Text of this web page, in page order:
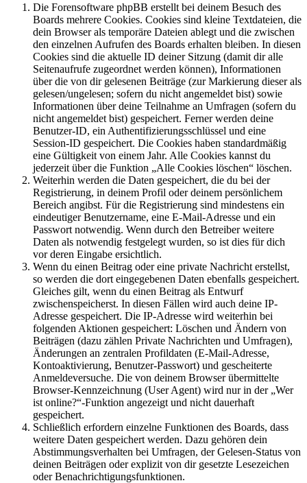
Die Forensoftware phpBB erstellt bei deinem Besuch des
Boards mehrere Cookies. Cookies sind kleine Textdateien, die
dein Browser als temporäre Dateien ablegt und die zwischen
den einzelnen Aufrufen des Boards erhalten bleiben. In diesen
Cookies sind die aktuelle ID deiner Sitzung (damit dir alle
Seitenaufrufe zugeordnet werden können), Informationen
über die von dir gelesenen Beiträge (zur Markierung dieser als
gelesen/ungelesen; sofern du nicht angemeldet bist) sowie
Informationen über deine Teilnahme an Umfragen (sofern du
nicht angemeldet bist) gespeichert. Ferner werden deine
Benutzer-ID, ein Authentifizierungsschlüssel und eine
Session-ID gespeichert. Die Cookies haben standardmäßig
eine Gültigkeit von einem Jahr. Alle Cookies kannst du
jederzeit über die Funktion „Alle Cookies löschen“ löschen.
Weiterhin werden die Daten gespeichert, die du bei der
Registrierung, in deinem Profil oder deinem persönlichem
Bereich angibst. Für die Registrierung sind mindestens ein
eindeutiger Benutzername, eine E-Mail-Adresse und ein
Passwort notwendig. Wenn durch den Betreiber weitere
Daten als notwendig festgelegt wurden, so ist dies für dich
vor deren Eingabe ersichtlich.
Wenn du einen Beitrag oder eine private Nachricht erstellst,
so werden die dort eingegebenen Daten ebenfalls gespeichert.
Gleiches gilt, wenn du einen Beitrag als Entwurf
zwischenspeicherst. In diesen Fällen wird auch deine IP-
Adresse gespeichert. Die IP-Adresse wird weiterhin bei
folgenden Aktionen gespeichert: Löschen und Ändern von
Beiträgen (dazu zählen Private Nachrichten und Umfragen),
Änderungen an zentralen Profildaten (E-Mail-Adresse,
Kontoaktivierung, Benutzer-Passwort) und gescheiterte
Anmeldeversuche. Die von deinem Browser übermittelte
Browser-Kennzeichnung (User Agent) wird nur in der „Wer
ist online?“-Funktion angezeigt und nicht dauerhaft
gespeichert.
Schließlich erfordern einzelne Funktionen des Boards, dass
weitere Daten gespeichert werden. Dazu gehören dein
Abstimmungsverhalten bei Umfragen, der Gelesen-Status von
deinen Beiträgen oder explizit von dir gesetzte Lesezeichen
oder Benachrichtigungsfunktionen.